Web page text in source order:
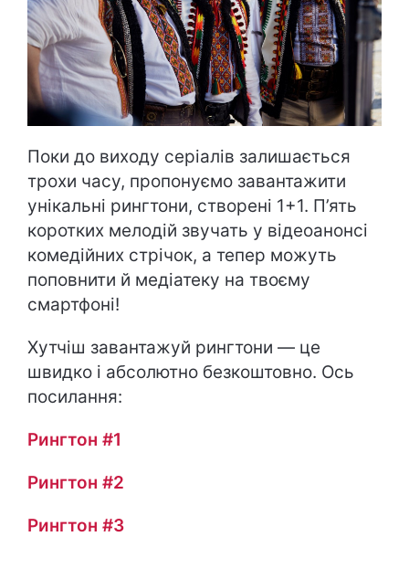
Поки до виходу серіалів залишається
трохи часу, пропонуємо завантажити
унікальні рингтони, створені 1+1. П’ять
коротких мелодій звучать у відеоанонсі
комедійних стрічок, а тепер можуть
поповнити й медіатеку на твоєму
смартфоні!
Хутчіш завантажуй рингтони — це
швидко і абсолютно безкоштовно. Ось
посилання:
Рингтон #1
Рингтон #2
Рингтон #3